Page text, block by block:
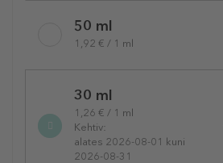
50 ml
1,92 € / 1 ml
30 ml
1,26 € / 1 ml
Kehtiv:
alates 2026-08-01 kuni
2026-08-31